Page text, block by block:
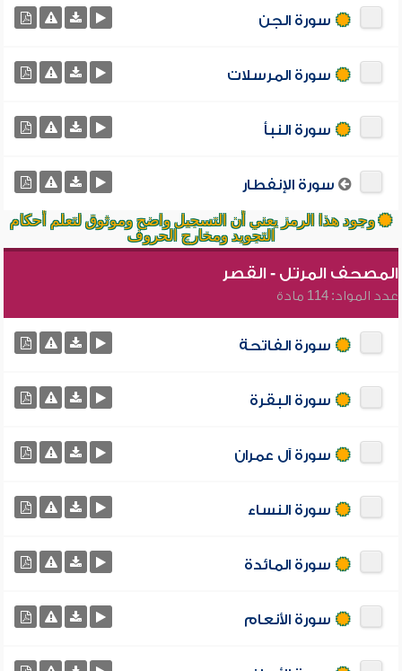
سورة الجن
سورة المرسلات
سورة النبأ
سورة الإنفطار
وجود هذا الرمز يعني أن التسجيل واضح وموثوق لتعلم أحكام
التجويد ومخارج الحروف
المصحف المرتل - القصر
عدد المواد: 114 مادة
سورة الفاتحة
سورة البقرة
سورة آل عمران
سورة النساء
سورة المائدة
سورة الأنعام